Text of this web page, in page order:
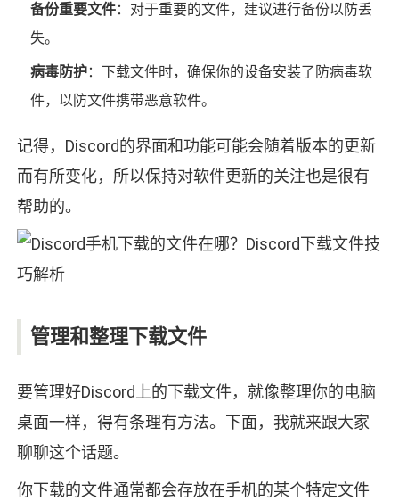
备份重要文件：对于重要的文件，建议进行备份以防丢
失。
病毒防护：下载文件时，确保你的设备安装了防病毒软
件，以防文件携带恶意软件。
记得，Discord的界面和功能可能会随着版本的更新
而有所变化，所以保持对软件更新的关注也是很有
帮助的。
管理和整理下载文件
要管理好Discord上的下载文件，就像整理你的电脑
桌面一样，得有条理有方法。下面，我就来跟大家
聊聊这个话题。
你下载的文件通常都会存放在手机的某个特定文件